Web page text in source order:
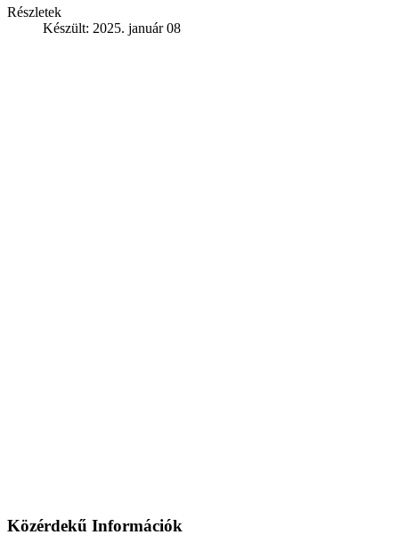
Részletek
Készült: 2025. január 08
Közérdekű Információk